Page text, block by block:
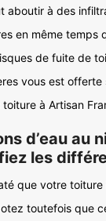
aboutir à des
en même temps
de fuite de
vous est
à Artisan
d’eau au
les
que votre
toutefois que